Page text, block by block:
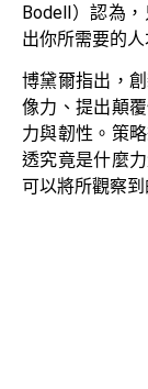
Bodell）認為
出你所需要的人
博黛爾指出，
像力、提出顛
力與韌性。策
透究竟是什麼
可以將所觀察